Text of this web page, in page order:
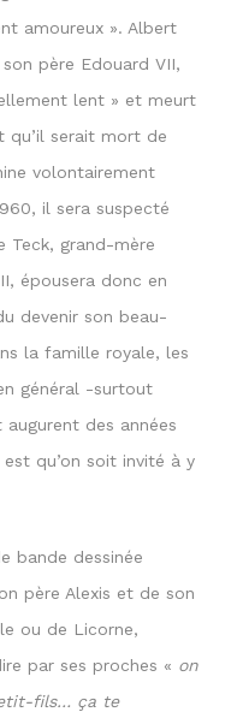
amoureux ». Albert
père Edouard VII,
lent » et meurt
qu’il serait mort de
volontairement
il sera suspecté
Teck, grand-mère
épousera donc en
devenir son beau-
la famille royale, les
général -surtout
des années
qu’on soit invité à y
bande dessinée
père Alexis et de son
ou de Licorne,
par ses proches « on
fils… ça te